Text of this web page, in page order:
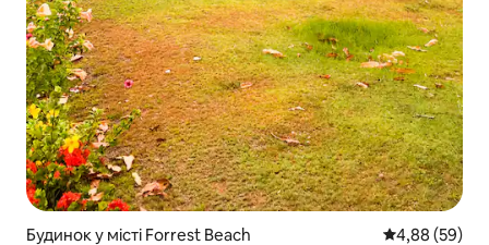
Будинок у місті Forrest Beach Середня
4,88 (59)